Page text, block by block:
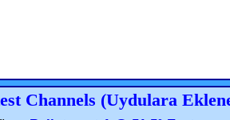
Channels (Uydulara